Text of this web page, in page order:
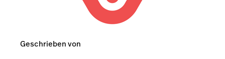
Geschrieben von